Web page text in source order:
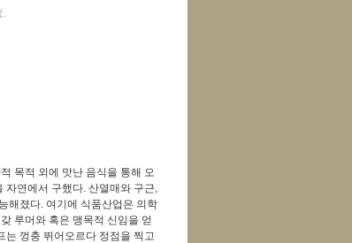
.
목적 외에 맛난 음식을 통해 오
자연에서 구했다. 산열매와 구근,
해졌다. 여기에 식품산업은 의학
루머와 혹은 맹목적 신임을 얻
는 껑충 뛰어오르다 정점을 찍고